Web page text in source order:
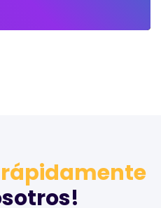
rápidamente